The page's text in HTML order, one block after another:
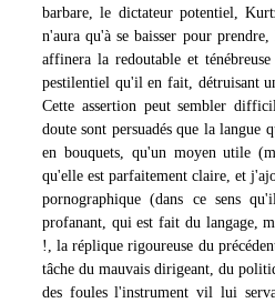
barbare, le dictateur potentiel,
n'aura qu'à se baisser pour
affinera la redoutable et
pestilentiel qu'il en fait, détruisant
Cette assertion peut sembler
doute sont persuadés que la
en bouquets, qu'un moyen utile
qu'elle est parfaitement claire, et
pornographique (dans ce sens
profanant, qui est fait du langage,
!, la réplique rigoureuse du
tâche du mauvais dirigeant, du
des foules l'instrument vil lui